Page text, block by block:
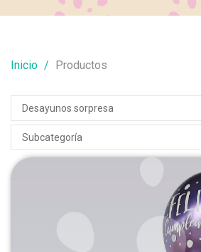
Inicio Productos